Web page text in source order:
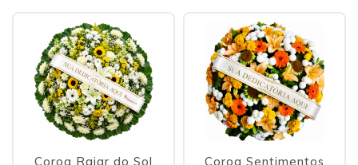
Coroa Raiar do Sol Coroa Sentimentos